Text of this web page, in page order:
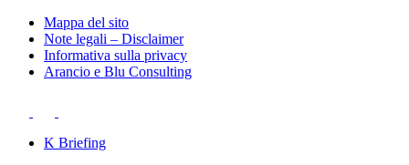
Mappa del sito
Note legali – Disclaimer
Informativa sulla privacy
Arancio e Blu Consulting
K Briefing